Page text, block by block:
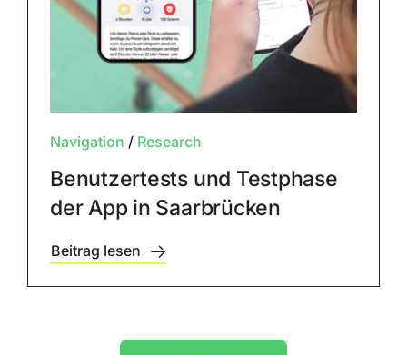
Navigation / Research
Benutzertests und Testphase
der App in Saarbrücken
Beitrag lesen